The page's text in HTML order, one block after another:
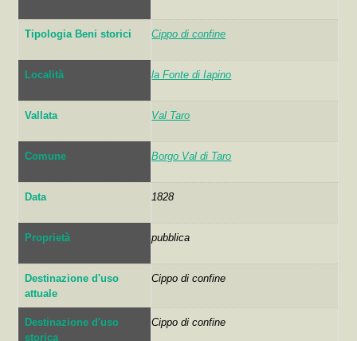
Tipologia Beni storici Cippo di confine
Località la Fonte di Iapino
Vallata Val Taro
Comune Borgo Val di Taro
Data 1828
Proprietà pubblica
Destinazione d'uso
attuale
Cippo di confine
Destinazione d'uso
storica
Cippo di confine